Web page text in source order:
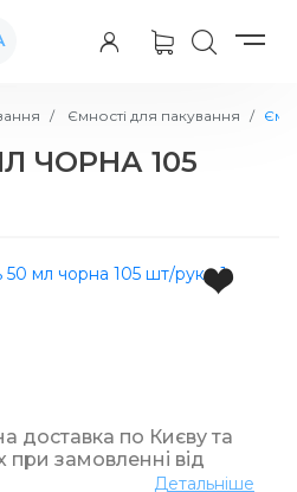
Ємності для пакування
ЧОРНА 105
доставка по Києву та
при замовленні від
Детальніше